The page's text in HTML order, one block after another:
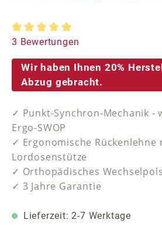
Durchschnittliche Bewertung von
3 Bewertungen
Wir haben Ihnen 20%
Abzug gebracht.
✓ Punkt-Synchron-Mechanik -
Ergo-SWOP
✓ Ergonomische Rückenlehne
Lordosenstütze
✓ Orthopädisches
✓ 3 Jahre Garantie
Lieferzeit: 2-7 Werktage